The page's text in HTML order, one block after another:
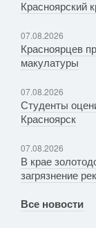
Красноярский
07.08.2026
Красноярцев
макулатуры
07.08.2026
Студенты
Красноярск
07.08.2026
В крае
загрязнение рек
Все новости